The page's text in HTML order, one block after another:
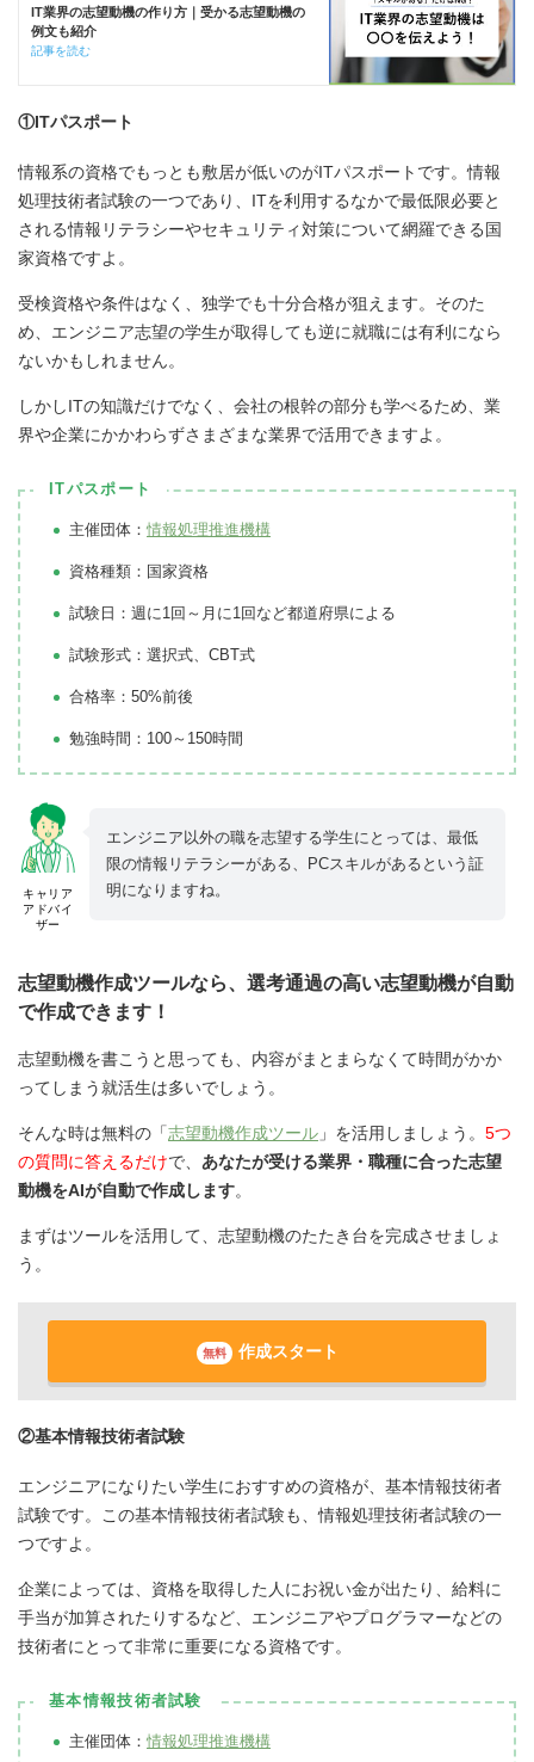
IT業界の志望動機の作り方｜受かる志望動機の
例文も紹介
記事を読む
①ITパスポート
情報系の資格でもっとも敷居が低いのがITパスポートです。情報
処理技術者試験の一つであり、ITを利用するなかで最低限必要と
される情報リテラシーやセキュリティ対策について網羅できる国
家資格ですよ。
受検資格や条件はなく、独学でも十分合格が狙えます。そのた
め、エンジニア志望の学生が取得しても逆に就職には有利になら
ないかもしれません。
しかしITの知識だけでなく、会社の根幹の部分も学べるため、業
界や企業にかかわらずさまざまな業界で活用できますよ。
ITパスポート
主催団体： 情報処理推進機構
資格種類：国家資格
試験日：週に1回～月に1回など都道府県による
試験形式：選択式、CBT式
合格率：50%前後
勉強時間：100～150時間
キャリア
アドバイ
ザー
エンジニア以外の職を志望する学生にとっては、最低
限の情報リテラシーがある、PCスキルがあるという証
明になりますね。
志望動機作成ツールなら、選考通過の高い志望動機が自動
で作成できます！
志望動機を書こうと思っても、内容がまとまらなくて時間がかか
ってしまう就活生は多いでしょう。
そんな時は無料の「志望動機作成ツール 」を活用しましょう。 5つ
の質問に答えるだけで、 あなたが受ける業界・職種に合った志望
動機をAIが自動で作成します。
まずはツールを活用して、志望動機のたたき台を完成させましょ
う。
無料 作成スタート
②基本情報技術者試験
エンジニアになりたい学生におすすめの資格が、基本情報技術者
試験です。この基本情報技術者試験も、情報処理技術者試験の一
つですよ。
企業によっては、資格を取得した人にお祝い金が出たり、給料に
手当が加算されたりするなど、エンジニアやプログラマーなどの
技術者にとって非常に重要になる資格です。
基本情報技術者試験
主催団体： 情報処理推進機構